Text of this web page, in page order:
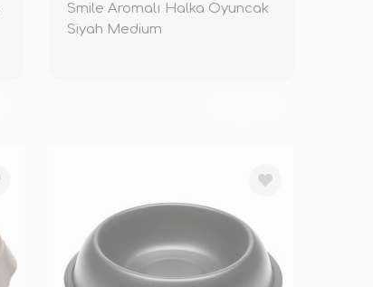
Smile Aromalı Halka Oyuncak
Siyah Medium